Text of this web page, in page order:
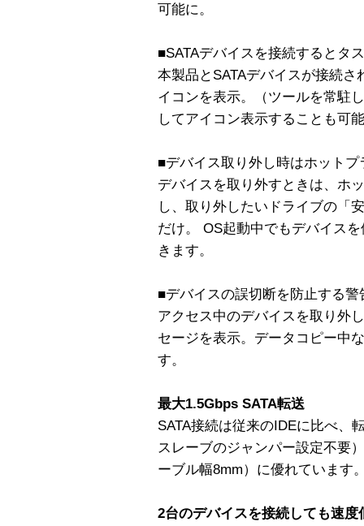
可能に。
■SATAデバイスを接続するとタ
本製品とSATAデバイスが接続
イコンを表示。（ツールを常駐
してアイコン表示することも可
■デバイス取り外し時はホット
デバイスを取り外すときは、ホ
し、取り外したいドライブの「
だけ。 OS起動中でもデバイス
きます。
■デバイスの誤切断を防止する警
アクセス中のデバイスを取り外
セージを表示。データコピー中
す。
最大1.5Gbps SATA転送
SATA接続は従来のIDEに比べ、
スレーブのジャンパー設定不要
ーブル幅8mm）に優れています
2台のデバイスを接続しても速度